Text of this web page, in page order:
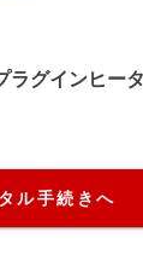
ラグインヒー
ル手続きへ